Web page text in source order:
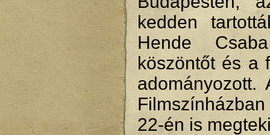
kedden
Hende
köszöntőt és a
adományozott.
22-én is